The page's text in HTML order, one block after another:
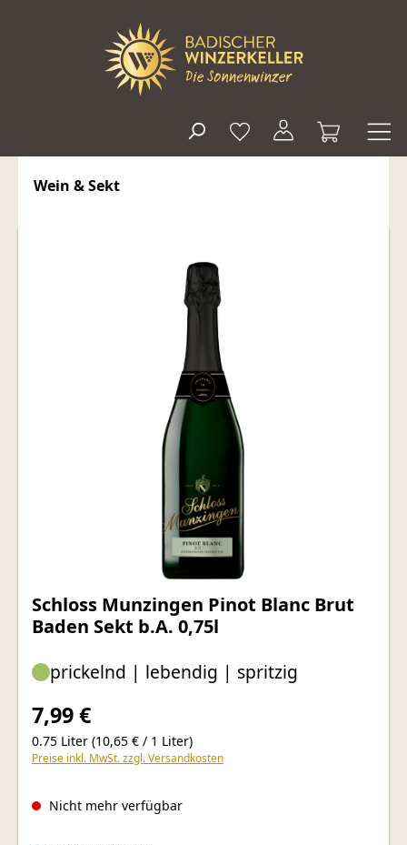
Wein & Sekt
Bildergalerie überspringen
Schloss Munzingen Pinot Blanc Brut
Baden Sekt b.A. 0,75l
prickelnd | lebendig | spritzig
7,99 €
0.75 Liter (10,65 € / 1 Liter)
Preise inkl. MwSt. zzgl. Versandkosten
Nicht mehr verfügbar